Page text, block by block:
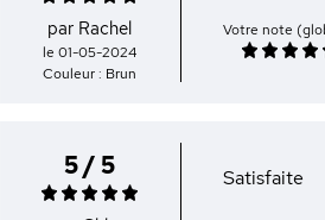
par Rachel
le 01-05-2024
Couleur : Brun
Votre note
5 / 5 Satisfaite